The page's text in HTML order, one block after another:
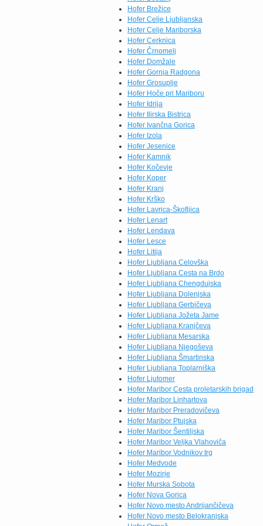
Seasons (750 g) po novi
redni ceni 1,84 €,
testenine […]
Hofer Brežice
Hofer Celje Ljubljanska
Hofer Celje Mariborska
Hofer Cerknica
Hofer Črnomelj
Hofer Domžale
Hofer Gornja Radgona
Hofer Grosuplje
Hofer Hoče pri Mariboru
Hofer Idrija
Hofer Ilirska Bistrica
Hofer Ivančna Gorica
Hofer Izola
Hofer Jesenice
Hofer Kamnik
Hofer Kočevje
Hofer Koper
Hofer Kranj
Hofer Krško
Hofer Lavrica-Škofljica
Hofer Lenart
Hofer Lendava
Hofer Lesce
Hofer Litija
Hofer Ljubljana Celovška
Hofer Ljubljana Cesta na Brdo
Hofer Ljubljana Chengdujska
Hofer Ljubljana Dolenjska
Hofer Ljubljana Gerbičeva
Hofer Ljubljana Jožeta Jame
Hofer Ljubljana Kranjčeva
Hofer Ljubljana Mesarska
Hofer Ljubljana Njegoševa
Hofer Ljubljana Šmartinska
Hofer Ljubljana Toplarniška
Hofer Ljutomer
Hofer Maribor Cesta proletarskih brigad
Hofer Maribor Linhartova
Hofer Maribor Preradovičeva
Hofer Maribor Ptujska
Hofer Maribor Šentiljska
Hofer Maribor Veljka Vlahoviča
Hofer Maribor Vodnikov trg
Hofer Medvode
Hofer Mozirje
Hofer Murska Sobota
Hofer Nova Gorica
Hofer Novo mesto Andrijančičeva
Hofer Novo mesto Belokranjska